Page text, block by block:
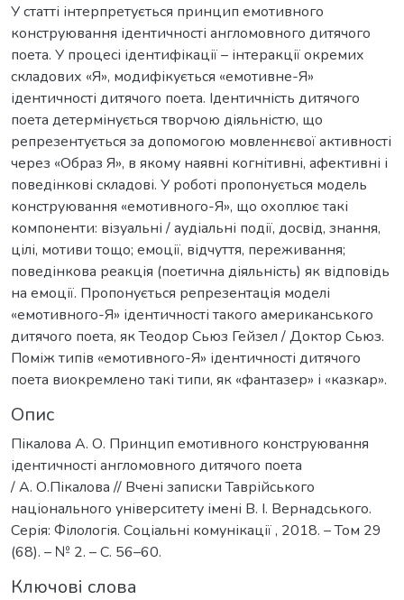
У статті інтерпретується принцип емотивного
конструювання ідентичності англомовного дитячого
поета. У процесі ідентифікації – інтеракції окремих
складових «Я», модифікується «емотивне-Я»
ідентичності дитячого поета. Ідентичність дитячого
поета детермінується творчою діяльністю, що
репрезентується за допомогою мовленнєвої активності
через «Образ Я», в якому наявні когнітивні, афективні і
поведінкові складові. У роботі пропонується модель
конструювання «емотивного-Я», що охоплює такі
компоненти: візуальні / аудіальні події, досвід, знання,
цілі, мотиви тощо; емоції, відчуття, переживання;
поведінкова реакція (поетична діяльність) як відповідь
на емоції. Пропонується репрезентація моделі
«емотивного-Я» ідентичності такого американського
дитячого поета, як Теодор Сьюз Гейзел / Доктор Сьюз.
Поміж типів «емотивного-Я» ідентичності дитячого
поета виокремлено такі типи, як «фантазер» і «казкар».
Опис
Пікалова А. О. Принцип емотивного конструювання
ідентичності англомовного дитячого поета
/ А. О.Пікалова // Вчені записки Таврійського
національного університету імені В. І. Вернадського.
Серія: Філологія. Соціальні комунікації , 2018. – Том 29
(68). – № 2. – С. 56–60.
Ключові слова